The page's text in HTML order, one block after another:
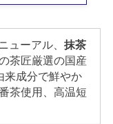
ューアル、 抹茶
茶匠厳選の国産
来成分で鮮やか
茶使用、高温短